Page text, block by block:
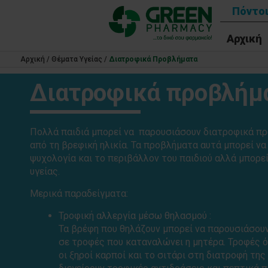
Αρχική
Αρχική / Θέματα Υγείας / Διατροφικά Προβλήματα
Διατροφικά
Πολλά παιδιά μπορεί να παρουσιάσουν διατροφικά
από τη βρεφική ηλικία. Τα προβλήματα αυτά μπορεί
ψυχολογία και το περιβάλλον του παιδιού αλλά
υγείας.
Μερικά παραδείγματα:
Τροφική αλλεργία μέσω θηλασμού :
Τα βρέφη που θηλάζουν μπορεί να
σε τροφές που καταναλώνει η μητέρα. Τροφές
οι ξηροί καρποί και το σιτάρι στη διατροφή